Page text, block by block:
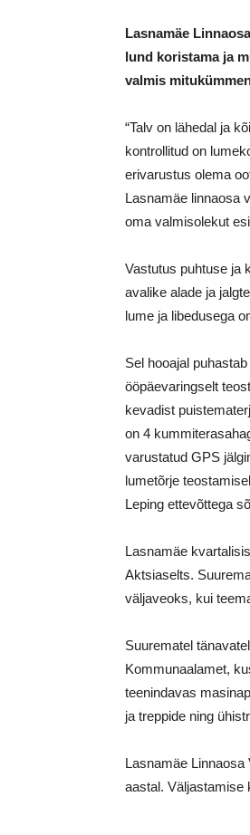
Lasnamäe
lund koristama ja
valmis
“Talv on lähedal ja
kontrollitud on
erivarustus olema
Lasnamäe linnaosa
oma valmisolekut
Vastutus puhtuse ja
avalike alade ja
lume ja libedusega
Sel hooajal
ööpäevaringselt
kevadist
on 4
varustatud GPS
lumetõrje
Leping ettevõttega
Lasnamäe
Aktsiaselts.
väljaveoks, kui
Suurematel
Kommunaalamet,
teenindavas
ja treppide ning
Lasnamäe
aastal. Väljastamise